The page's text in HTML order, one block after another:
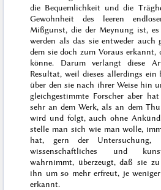
die Bequemlichkeit und die
Gewohnheit des leeren
Mißgunst, die der Meynung ist,
werden als das sie entweder auch
dem sie doch zum Voraus erkannt,
könne. Darum verlangt diese
Resultat, weil dieses allerdings ein
über den sie nach ihrer Weise hin
gleichgestimmte Forscher aber
sehr an dem Werk, als an dem
wird und folgt, auch ohne
stelle man sich wie man wolle,
hat, gern der
wissenschaftliches und
wahrnimmt, überzeugt, daß sie
ihn um so mehr erfreut, je
erkannt.